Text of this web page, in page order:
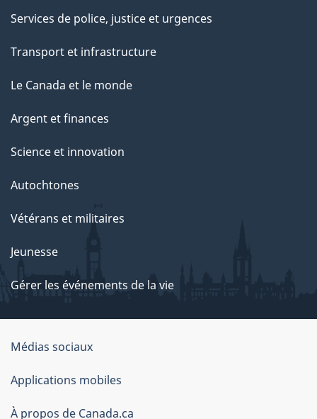
Services de police, justice et urgences
Transport et infrastructure
Le Canada et le monde
Argent et finances
Science et innovation
Autochtones
Vétérans et militaires
Jeunesse
Gérer les événements de la vie
Organisation
du
gouvernement
Médias sociaux
Applications mobiles
À propos de Canada.ca